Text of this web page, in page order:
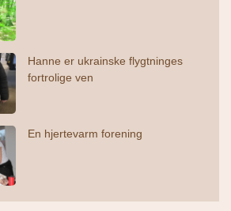
Hanne er ukrainske flygtninges
fortrolige ven
En hjertevarm forening